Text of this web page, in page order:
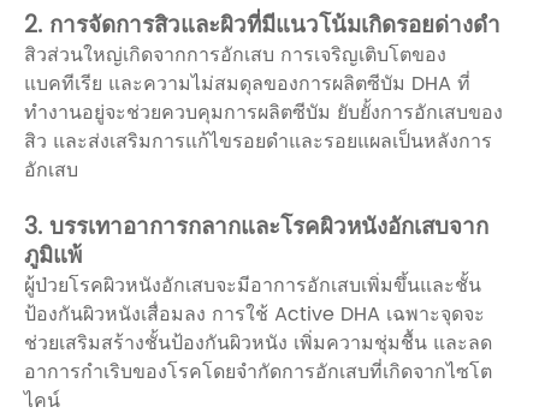
2. การจัดการสิวและผิวที่มีแนวโน้มเกิดรอยด่างดำ
สิวส่วนใหญ่เกิดจากการอักเสบ การเจริญเติบโตของ
แบคทีเรีย และความไม่สมดุลของการผลิตซีบัม DHA ที่
ทำงานอยู่จะช่วยควบคุมการผลิตซีบัม ยับยั้งการอักเสบของ
สิว และส่งเสริมการแก้ไขรอยดำและรอยแผลเป็นหลังการ
อักเสบ
3. บรรเทาอาการกลากและโรคผิวหนังอักเสบจาก
ภูมิแพ้
ผู้ป่วยโรคผิวหนังอักเสบจะมีอาการอักเสบเพิ่มขึ้นและชั้น
ป้องกันผิวหนังเสื่อมลง การใช้ Active DHA เฉพาะจุดจะ
ช่วยเสริมสร้างชั้นป้องกันผิวหนัง เพิ่มความชุ่มชื้น และลด
อาการกำเริบของโรคโดยจำกัดการอักเสบที่เกิดจากไซโต
ไคน์